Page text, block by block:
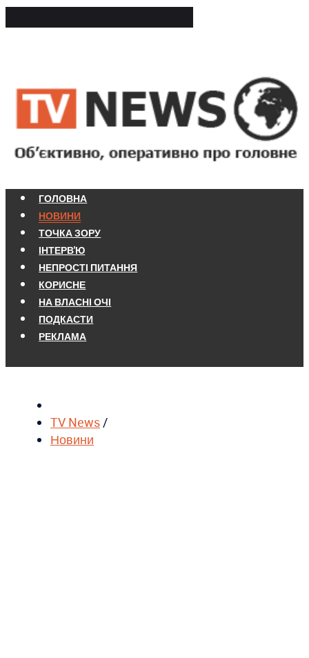
ГОЛОВНА
НОВИНИ
ТОЧКА ЗОРУ
ІНТЕРВ'Ю
НЕПРОСТІ ПИТАННЯ
КОРИСНЕ
НА ВЛАСНІ ОЧІ
ПОДКАСТИ
РЕКЛАМА
TV News/
Новини